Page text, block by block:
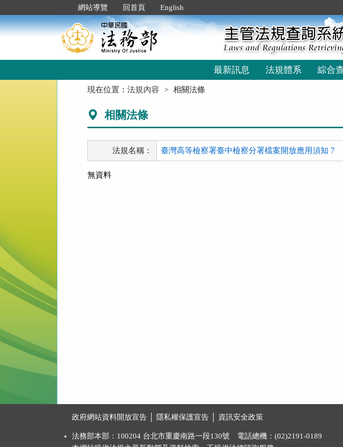
到
主
要
網站導覽 回首頁 English
最新訊息 法規體系 綜合
現在位置：法規內容 相關法條
相關法條
法規名稱： 臺灣高等檢察署臺中檢察分署檔案開放應用須知 7
無資料
政府網站資料開放宣告 隱私權保護宣告 資訊安全政策
法務部本部：100204 台北市重慶南路一段130號 電話總機：(02)2191-0189